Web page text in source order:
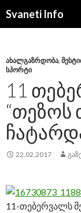
Svaneti Info
ᲐᲮᲐᲚᲒᲐᲖᲠᲓᲝᲑᲐ,
ᲡᲞᲝᲠᲢᲘ
11
“ᲗᲔᲖᲝᲡ
22.02.2017
11-თებერვალს